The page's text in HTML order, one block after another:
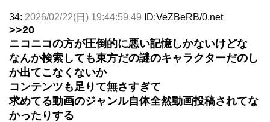
34: 2026/02/22(日) 19:44:59.49 ID:VeZBeRB/0.net
>>20
ニコニコの方が圧倒的に悪い記憶しかないけどな
なんか検索しても東方だの謎のキャラクターだのし
か出てこなくないか
コンテンツも足りて無さすぎて
求めてる動画のジャンル自体全然動画投稿されてな
かったりする